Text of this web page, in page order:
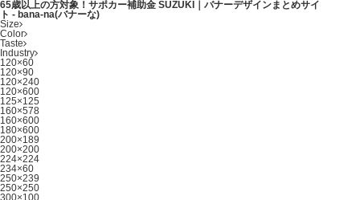
65歳以上の方対象！サポカー補助金 SUZUKI｜バナーデザインまとめサイ
ト - bana-na(バナーな)
Size
Color
Taste
Industry
120×60
120×90
120×240
120×600
125×125
160×578
160×600
180×600
200×189
200×200
224×224
234×60
250×239
250×250
300×100